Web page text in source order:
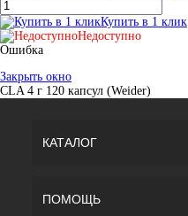
Купить в 1 клик
Недоступно
Ошибка
Закрыть окно
CLA 4 г 120 капсул (Weider)
КАТАЛОГ
ПОМОЩЬ